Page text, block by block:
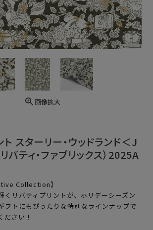
画像拡大
ト スターリー・ウッドランド＜J
バティ・ファブリックス）2025A
Collection】
くリバティプリントが、ホリデーシーズン
フトにもぴったりな特別なラインナップで
ださい！